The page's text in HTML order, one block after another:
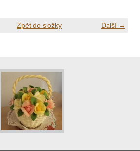
Další →
Zpět do složky